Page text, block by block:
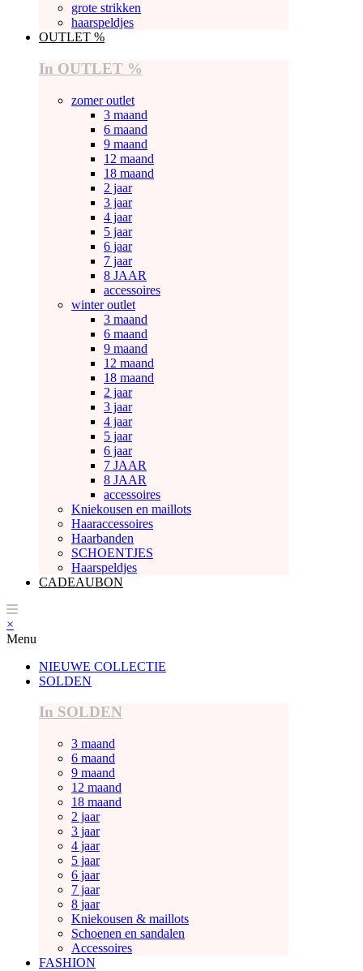
grote strikken
haarspeldjes
OUTLET %
In OUTLET %
zomer outlet
3 maand
6 maand
9 maand
12 maand
18 maand
2 jaar
3 jaar
4 jaar
5 jaar
6 jaar
7 jaar
8 JAAR
accessoires
winter outlet
3 maand
6 maand
9 maand
12 maand
18 maand
2 jaar
3 jaar
4 jaar
5 jaar
6 jaar
7 JAAR
8 JAAR
accessoires
Kniekousen en maillots
Haaraccessoires
Haarbanden
SCHOENTJES
Haarspeldjes
CADEAUBON
×
Menu
NIEUWE COLLECTIE
SOLDEN
In SOLDEN
3 maand
6 maand
9 maand
12 maand
18 maand
2 jaar
3 jaar
4 jaar
5 jaar
6 jaar
7 jaar
8 jaar
Kniekousen & maillots
Schoenen en sandalen
Accessoires
FASHION